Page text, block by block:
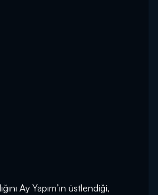
Ay Yapım’ın üstlendiği,